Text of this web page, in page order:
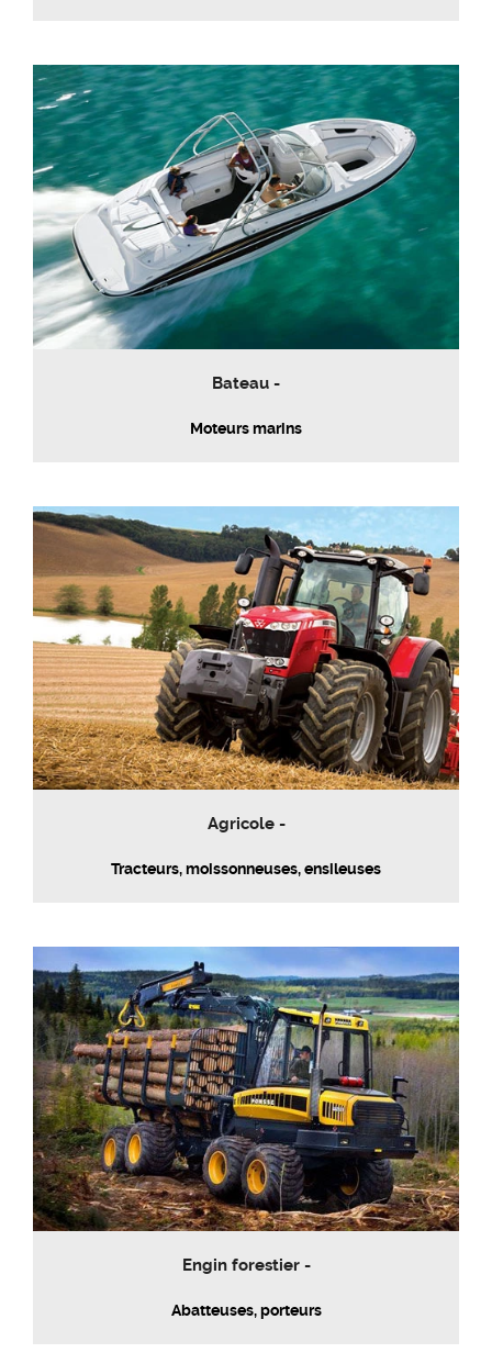
Bateau -
Moteurs marins
Agricole -
Tracteurs, moissonneuses, ensileuses
Engin forestier -
Abatteuses, porteurs